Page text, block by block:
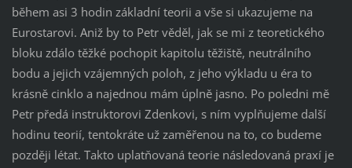
během asi 3 hodin základní teorii a vše si ukazujeme na
Eurostarovi. Aniž by to Petr věděl, jak se mi z teoretického
bloku zdálo těžké pochopit kapitolu těžiště, neutrálního
bodu a jejich vzájemných poloh, z jeho výkladu u éra to
krásně cinklo a najednou mám úplně jasno. Po poledni mě
Petr předá instruktorovi Zdenkovi, s ním vyplňujeme další
hodinu teorií, tentokráte už zaměřenou na to, co budeme
později létat. Takto uplatňovaná teorie následovaná praxí je